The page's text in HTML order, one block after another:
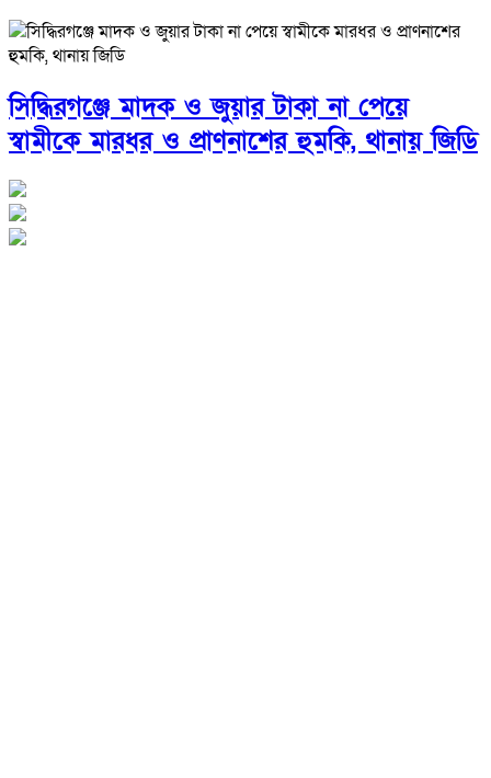
সিদ্ধিরগঞ্জে মাদক ও জুয়ার টাকা না পেয়ে
স্বামীকে মারধর ও প্রাণনাশের হুমকি, থানায় জিডি